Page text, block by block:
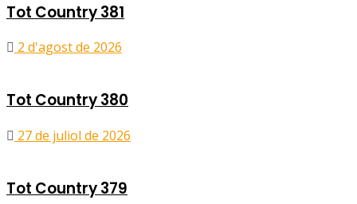
Tot Country 381
2 d'agost de 2026
Tot Country 380
27 de juliol de 2026
Tot Country 379